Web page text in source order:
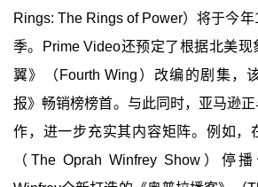
Rings: The Rings of Power）将于今
季。Prime Video还预定了根据北美现
翼》（Fourth Wing）改编的剧集，
报》畅销榜榜首。与此同时，亚马逊
作，进一步充实其内容矩阵。例如，
（The Oprah Winfrey Show）停